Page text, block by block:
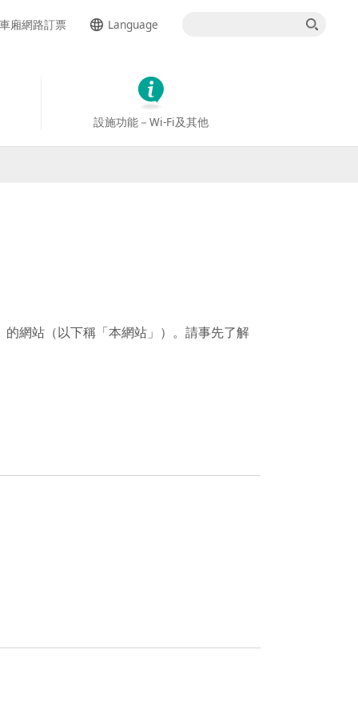
設施功能－Wi-Fi及其他
廂網路訂票 Language
English
簡体中文
網站（以下稱「本網站」）。請事先了解